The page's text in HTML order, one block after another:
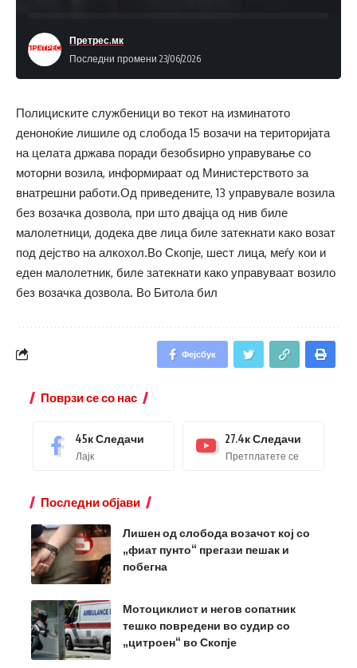
Последни промени 23/06/2026
Претрес.мк
Полициските службеници во текот на изминатото
деноноќие лишиле од слобода 15 возачи на територијата
на целата држава поради безобѕирно управување со
моторни возила, информираат од Министерството за
внатрешни работи.Од приведените, 13 управувале возила
без возачка дозвола, при што двајца од нив биле
малолетници, додека две лица биле затекнати како возат
под дејство на алкохол.Во Скопје, шест лица, меѓу кои и
еден малолетник, биле затекнати како управуваат возило
без возачка дозвола. Во Битола бил
Фејсбук
Поврзи се со нас
45кСледачи
Лајк
27.4кСледачи
Претплатете се
Последни објави
Лишен од слобода возачот кој со
„фиат пунто“ прегази пешак и
побегна
Мотоциклист и негов сопатник
тешко повредени во судир со
„цитроен“ во Скопје